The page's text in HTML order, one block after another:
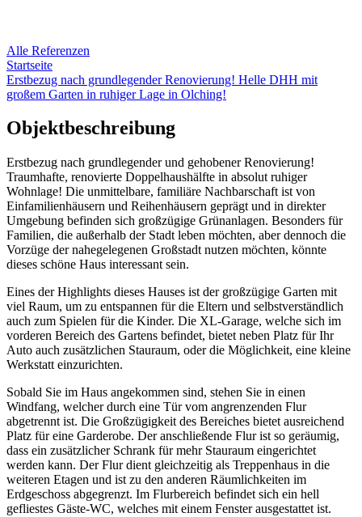
Alle Referenzen
Startseite
Erstbezug nach grundlegender Renovierung! Helle DHH mit
großem Garten in ruhiger Lage in Olching!
Objektbeschreibung
Erstbezug nach grundlegender und gehobener Renovierung!
Traumhafte, renovierte Doppelhaushälfte in absolut ruhiger
Wohnlage! Die unmittelbare, familiäre Nachbarschaft ist von
Einfamilienhäusern und Reihenhäusern geprägt und in direkter
Umgebung befinden sich großzügige Grünanlagen. Besonders für
Familien, die außerhalb der Stadt leben möchten, aber dennoch die
Vorzüge der nahegelegenen Großstadt nutzen möchten, könnte
dieses schöne Haus interessant sein.
Eines der Highlights dieses Hauses ist der großzügige Garten mit
viel Raum, um zu entspannen für die Eltern und selbstverständlich
auch zum Spielen für die Kinder. Die XL-Garage, welche sich im
vorderen Bereich des Gartens befindet, bietet neben Platz für Ihr
Auto auch zusätzlichen Stauraum, oder die Möglichkeit, eine kleine
Werkstatt einzurichten.
Sobald Sie im Haus angekommen sind, stehen Sie in einen
Windfang, welcher durch eine Tür vom angrenzenden Flur
abgetrennt ist. Die Großzügigkeit des Bereiches bietet ausreichend
Platz für eine Garderobe. Der anschließende Flur ist so geräumig,
dass ein zusätzlicher Schrank für mehr Stauraum eingerichtet
werden kann. Der Flur dient gleichzeitig als Treppenhaus in die
weiteren Etagen und ist zu den anderen Räumlichkeiten im
Erdgeschoss abgegrenzt. Im Flurbereich befindet sich ein hell
gefliestes Gäste-WC, welches mit einem Fenster ausgestattet ist.